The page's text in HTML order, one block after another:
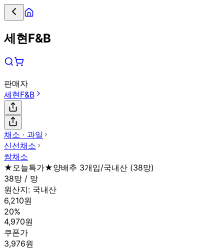
세현F&B
판매자
세현F&B
채소 ∙ 과일
신선채소
쌈채소
★오늘특가★양배추 3개입/국내산 (38망)
38망 / 망
원산지: 국내산
6,210원
20%
4,970원
쿠폰가
3,976원